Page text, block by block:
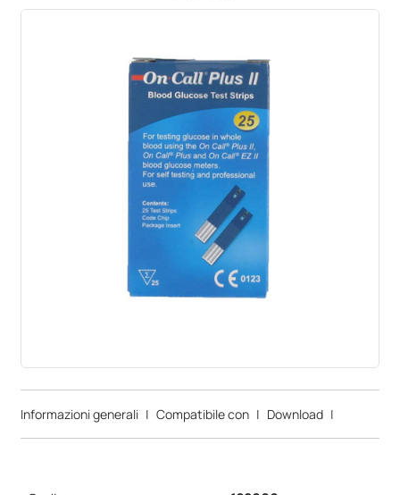
Informazioni generali | Compatibile con | Download |